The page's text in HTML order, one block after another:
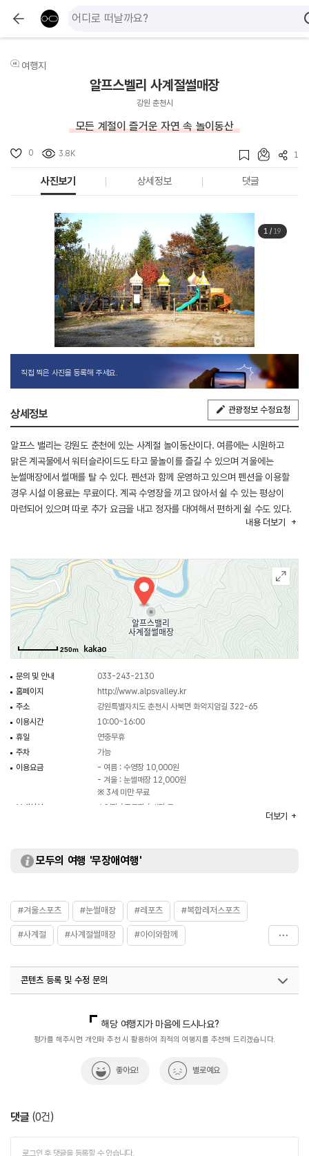
여행지
알프스벨리 사계절썰매장
강원 춘천시
모든 계절이 즐거운 자연 속 놀이동산
0 3.8K 1
사진보기 상세정보 댓글
1/ 19
직접 찍은 사진을 등록해 주세요.
상세정보 관광정보 수정요청
알프스 밸리는 강원도 춘천에 있는 사계절 놀이동산이다. 여름에는 시원하고
맑은 계곡물에서 워터슬라이드도 타고 물놀이를 즐길 수 있으며 겨울에는
눈썰매장에서 썰매를 탈 수 있다. 펜션과 함께 운영하고 있으며 펜션을 이용할
경우 시설 이용료는 무료이다. 계곡 수영장을 끼고 앉아서 쉴 수 있는 평상이
마련되어 있으며 따로 추가 요금을 내고 정자를 대여해서 편하게 쉴 수도 있다.
음식은 따로 준비해 와도 상관없으며 알프스 밸리에서 닭백숙과 닭볶음탕의
적당하다. 간단한 간식과 물, 음료 등을 판매하는 작은 매점도 있다.
알프스 밸리까지 가는 드라이브 길도 매우 아름다워 일석이조의 여행코스로
손색이 없다. 무더운 여름에는 시원한 계곡물에서 물놀이를 즐기고 겨울에는
눈앞으로 펼쳐진 아름다운 설경의 산을 바라보며 눈썰매도 즐길 수 있어
아이들과 함께 계절별로 추억을 만들기에 좋은 곳이다.
내용 더보기
250m
문의 및 안내
033-243-2130
홈페이지
http://www.alpsvalley.kr
주소
강원특별자치도 춘천시 사북면 화악지암길 322-65
이용시간
10:00~16:00
휴일
연중무휴
주차
가능
이용요금
- 여름 : 수영장 10,000원
- 겨울 : 눈썰매장 12,000원
※ 3세 미만 무료
부대시설
수영장 / 족구장 / 매점 등
더보기
모두의 여행 '무장애여행'
#겨울스포츠 #눈썰매장 #레포츠 #복합레저스포츠
#사계절 #사계절썰매장 #아이와함께
콘텐츠 등록 및 수정 문의
해당 여행지가 마음에 드시나요?
평가를 해주시면 개인화 추천 시 활용하여 최적의 여행지를 추천해 드리겠습니다.
좋아요! 별로예요
댓글 (0건)